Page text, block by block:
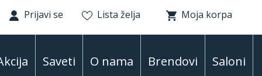
Prijavi se Lista želja Moja korpa
Saveti O nama Brendovi Saloni